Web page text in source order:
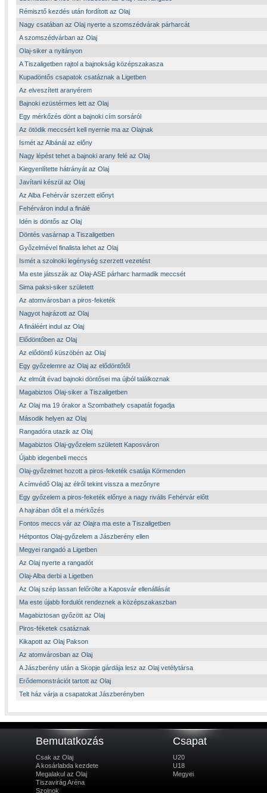
Rémisztő kezdés után fordított az Olaj
Nagy csatában az Olaj nyerte a szomszédvárak párharcát
A szomszédvárban az Olaj
Olaj-siker a nyitányon
A Tiszaligetben rajtol a bajnokság középszakasza
Kupadöntős csapatok csatáznak a Ligetben
Az elveszített aranyérem
Bajnoki ezüstérmes lett az Olaj
Egy mérkőzés dönt a bajnoki cím sorsáról
Az ötödik meccsért kell nyernie ma az Olajnak
Ismét az Albánál az előny
Nagy lépést tehet a bajnoki arany felé az Olaj
Kiegyenlítette hátrányát az Olaj
Javítani készül az Olaj
Az Alba Fehérvár szerzett előnyt
Fehérváron indul a finálé
Idén is döntős az Olaj
Döntés vasárnap a Tiszaligetben
Győzelmével finalista lehet az Olaj
Ismét a szolnoki legénység szerzett vezetést
Ma este játsszák az Olaj-ASE párharc harmadik meccsét
Sima paksi-siker született
Az atomvárosban a piros-feketék
Nagyot hajrázott az Olaj
A fináléért indul az Olaj
Elődöntőben az Olaj
Az elődöntő küszöbén az Olaj
Egy győzelemre az Olaj az elődöntőtől
Az elmúlt évad bajnoki döntősei ma újból találkoznak
Magabiztos Olaj-siker a Tiszaligetben
Az Olaj ma 19 órakor a Szombathely csapatát fogadja
Második helyen az Olaj
Rangadóra utazik az Olaj
Magabiztos Olaj-győzelem született Kaposváron
Újabb idegenbeli meccs
Olaj-győzelmet hozott a piros-feketék csatája Körmenden
A címvédő Olaj az élről tekint vissza a mezőnyre
Egy győzelem a piros-feketék előnye a nagy rivális Fehérvár előtt
A hajrában dőlt el a mérkőzés
Fontos meccs vár az Olajra ma este a Tiszaligetben
Hétpontos Olaj-győzelem a Jászberény ellen
Megyei rangadó a Ligetben
Az Olaj nyerte a rangadót
Olaj-Alba derbi a Ligetben
Az Olaj szép lassan felőrölte a Kaposvár ellenállását
Ma este újabb fordulót rendeznek a középszakaszban
Magabiztosan győzött az Olaj
Piros-féketek csatáznak
Kikapott az Olaj Pakson
Az atomvárosban az Olaj
A Jászberény után a Skopje gárdája lesz az Olaj vetélytársa
Erődemonstrációt tartott az Olaj
Telt ház várja a csapatokat Jászberényben
Bemutatkozás
Csak az Olaj
A kosárlabda kezdete
Megalakul az Olaj
Tiszavirág Aréna
Szolnok
Csapat
U20
U18
Megyei